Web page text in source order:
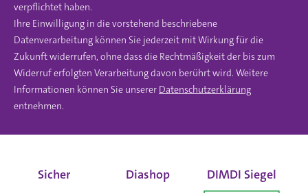
verpflichtet haben.
Ihre Einwilligung in die vorstehend beschriebene
Datenverarbeitung können Sie jederzeit mit Wirkung für die
Zukunft widerrufen, ohne dass die Rechtmäßigkeit der bis zum
Widerruf erfolgten Verarbeitung davon berührt wird. Weitere
Informationen können Sie unserer Datenschutzerklärung
entnehmen.
Sicher
Diashop
DIMDI Siegel